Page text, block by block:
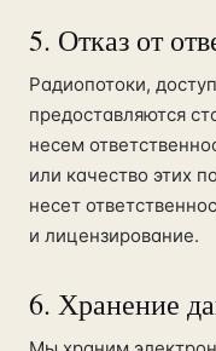
5. Отказ от
Радиопотоки,
предоставляются
несем
или качество этих
несет
и лицензирование.
6. Хранение